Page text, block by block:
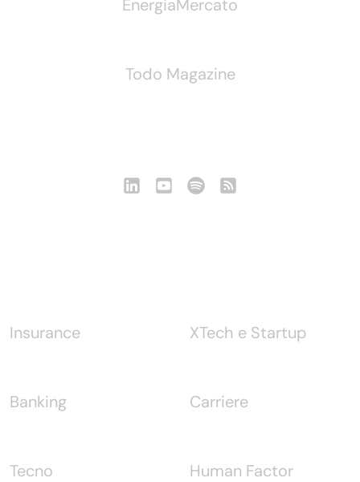
EnergiaMercato
Todo Magazine
Insurance
Banking
Tecno
XTech e Startup
Carriere
Human Factor